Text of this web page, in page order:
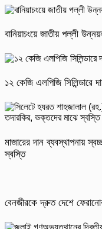
বানিয়াচংয়ে জাতীয় পল্লী
১২ কেজি এলপিজি সিলিন্ডারে
মাজারের দান ব্যবস্থাপনায়
স্বস্তি
বেনজীরকে দ্রুত দেশে